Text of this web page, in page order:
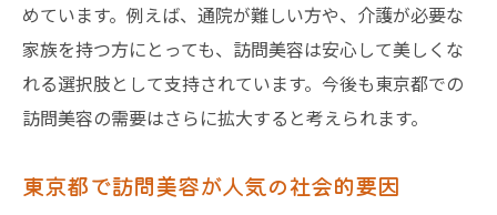
めています。例えば、通院が難しい方や、介護が必要な
家族を持つ方にとっても、訪問美容は安心して美しくな
れる選択肢として支持されています。今後も東京都での
訪問美容の需要はさらに拡大すると考えられます。
東京都で訪問美容が人気の社会的要因